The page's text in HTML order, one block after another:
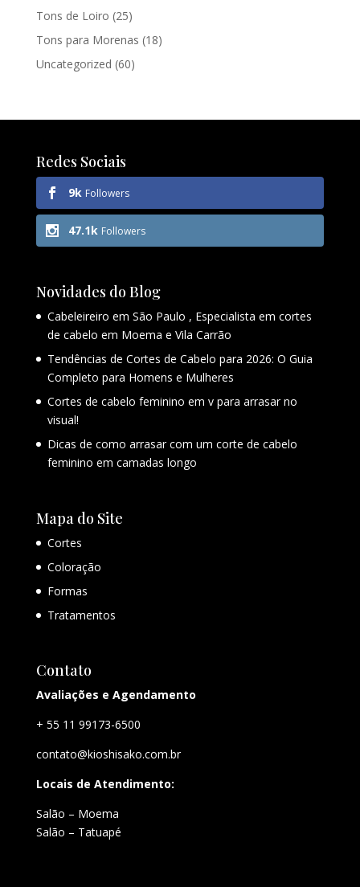
Tons de Loiro (25)
Tons para Morenas (18)
Uncategorized (60)
Redes Sociais
9k Followers
47.1k Followers
Novidades do Blog
Cabeleireiro em São Paulo , Especialista em cortes
de cabelo em Moema e Vila Carrão
Tendências de Cortes de Cabelo para 2026: O Guia
Completo para Homens e Mulheres
Cortes de cabelo feminino em v para arrasar no
visual!
Dicas de como arrasar com um corte de cabelo
feminino em camadas longo
Mapa do Site
Cortes
Coloração
Formas
Tratamentos
Contato
Avaliações e Agendamento
+ 55 11 99173-6500
contato@kioshisako.com.br
Locais de Atendimento:
Salão – Moema
Salão – Tatuapé